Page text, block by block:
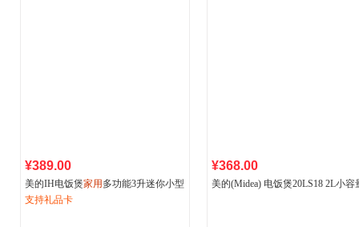
¥389.00
美的IH电饭煲家用 多功能3升迷你小型
2到3人青瓷不粘内胆小电饭锅
支持礼品卡
¥368.00
美的(Midea) 电饭煲20LS18 2L小容